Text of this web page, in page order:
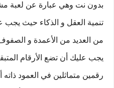
بدون نت وهي عبارة عن لعبة
تنمية العقل و الذكاء حيث يجب
من العديد من الأعمدة و
رقمين متماثلين في العمود